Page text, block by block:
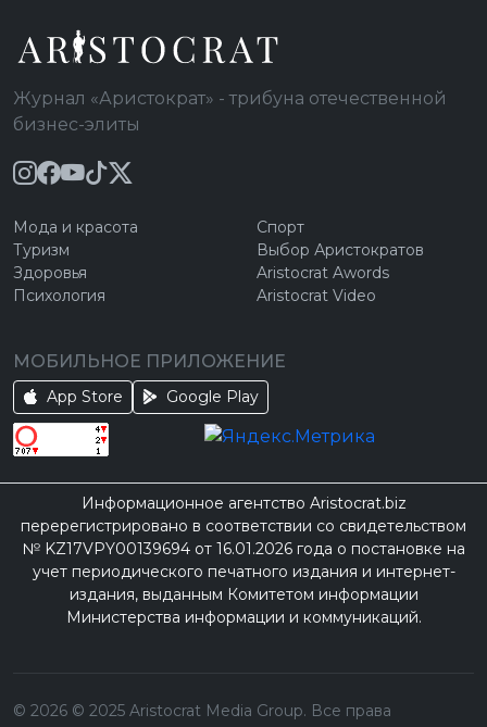
Журнал «Аристократ» - трибуна отечественной
бизнес-элиты
Мода и красота
Туризм
Здоровья
Психология
Спорт
Выбор Аристократов
Aristocrat Awords
Aristocrat Video
МОБИЛЬНОЕ ПРИЛОЖЕНИЕ
App Store Google Play
Информационное агентство Aristocrat.biz
перерегистрировано в соответствии со свидетельством
№ KZ17VPY00139694 от 16.01.2026 года о постановке на
учет периодического печатного издания и интернет-
издания, выданным Комитетом информации
Министерства информации и коммуникаций.
© 2026 © 2025 Aristocrat Media Group. Все права